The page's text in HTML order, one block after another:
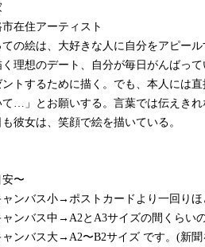
在住アーティスト
の絵は、大好きな人に自分をアピー
理想のデート、自分が毎日がんばっ
ントするために描く。でも、本人には
て…」とお願いする。言葉では伝えき
彼女は、笑顔で絵を描いている。
〜
ャンバス小→ポストカードより一回りほ
ャンバス中→A2とA3サイズの間くらい
ャンバス大→A2〜B2サイズ です。(新